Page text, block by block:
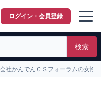
ログイン・会員登録
検索
社かんでんＣＳフォーラムの女性